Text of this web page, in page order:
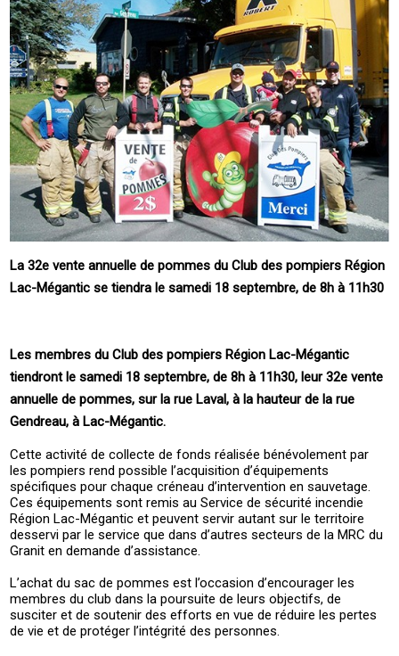
La 32e vente annuelle de pommes du Club des pompiers Région
Lac-Mégantic se tiendra le samedi 18 septembre, de 8h à 11h30
Les membres du Club des pompiers Région Lac-Mégantic
tiendront le samedi 18 septembre, de 8h à 11h30, leur 32e vente
annuelle de pommes, sur la rue Laval, à la hauteur de la rue
Gendreau, à Lac-Mégantic.
Cette activité de collecte de fonds réalisée bénévolement par
les pompiers rend possible l’acquisition d’équipements
spécifiques pour chaque créneau d’intervention en sauvetage.
Ces équipements sont remis au Service de sécurité incendie
Région Lac-Mégantic et peuvent servir autant sur le territoire
desservi par le service que dans d’autres secteurs de la MRC du
Granit en demande d’assistance.
L’achat du sac de pommes est l’occasion d’encourager les
membres du club dans la poursuite de leurs objectifs, de
susciter et de soutenir des efforts en vue de réduire les pertes
de vie et de protéger l’intégrité des personnes.